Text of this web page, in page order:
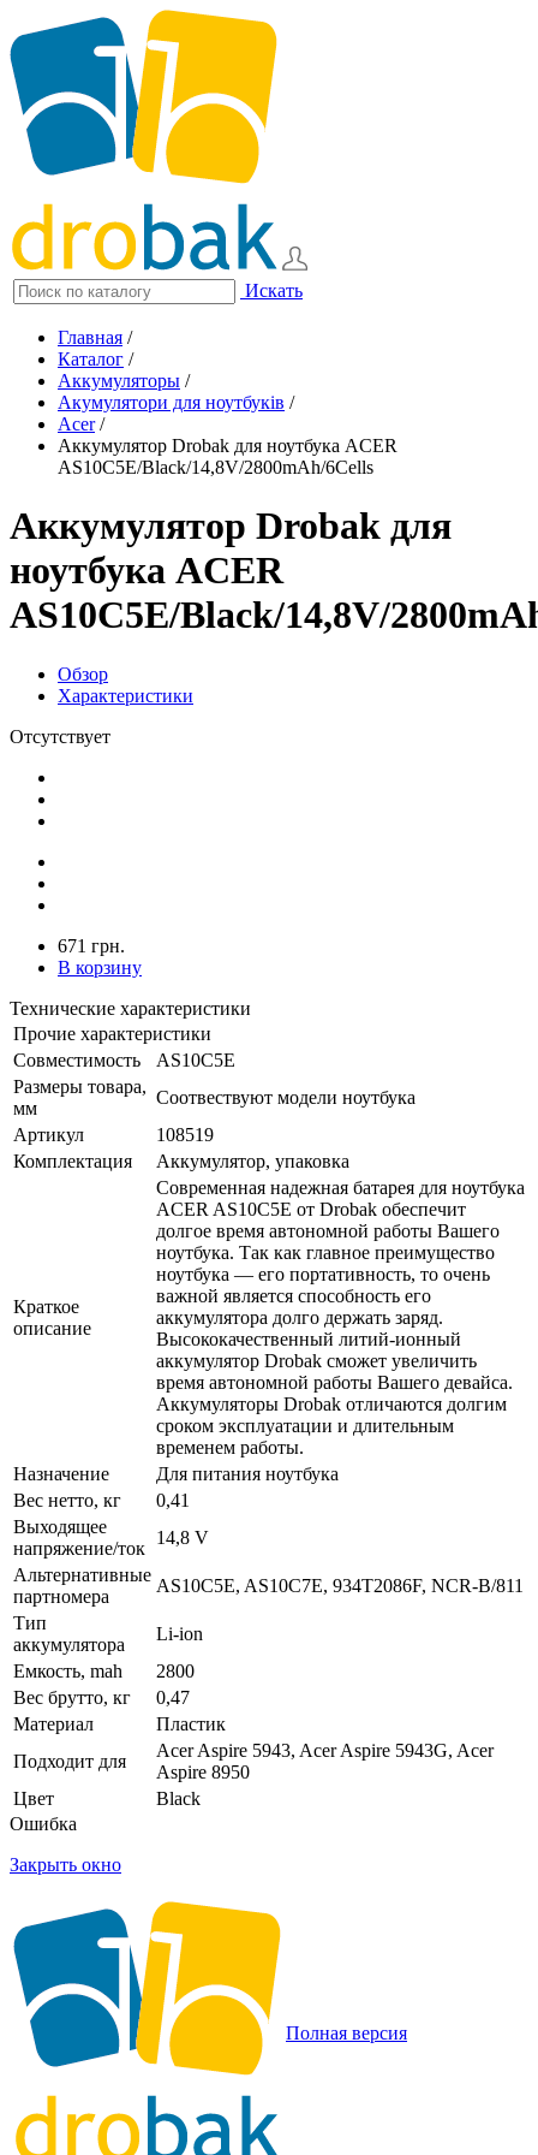
Искать
Главная /
Каталог /
Аккумуляторы /
Акумулятори для ноутбуків /
Acer/
Аккумулятор Drobak для ноутбука ACER
AS10C5E/Black/14,8V/2800mAh/6Cells
Аккумулятор Drobak для
ноутбука ACER
AS10C5E/Black/14,8V/
Обзор
Характеристики
Отсутствует
671 грн.
В корзину
Технические характеристики
Прочие характеристики
Совместимость
AS10C5E
Размеры товара,
мм
Соотвествуют модели ноутбука
Артикул
108519
Комплектация
Аккумулятор, упаковка
Краткое
описание
Современная надежная батарея для ноутбука
ACER AS10C5E от Drobak обеспечит
долгое время автономной работы Вашего
ноутбука. Так как главное преимущество
ноутбука — его портативность, то очень
важной является способность его
аккумулятора долго держать заряд.
Высококачественный литий-ионный
аккумулятор Drobak сможет увеличить
время автономной работы Вашего девайса.
Аккумуляторы Drobak отличаются долгим
сроком эксплуатации и длительным
временем работы.
Назначение
Для питания ноутбука
Вес нетто, кг
0,41
Выходящее
напряжение/ток
14,8 V
Альтернативные
партномера
AS10C5E, AS10C7E, 934T2086F, NCR-B/811
Тип
аккумулятора
Li-ion
Емкость, mah
2800
Вес брутто, кг
0,47
Материал
Пластик
Подходит для
Acer Aspire 5943, Acer Aspire 5943G, Acer
Aspire 8950
Цвет
Black
Ошибка
Закрыть окно
Полная версия